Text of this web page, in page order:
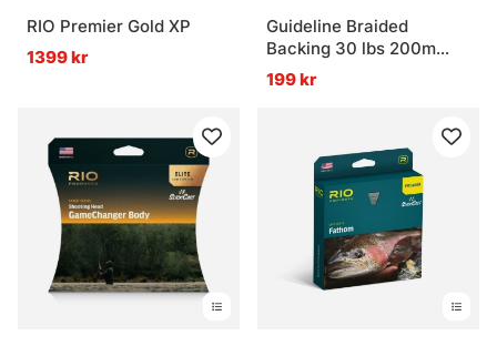
RIO Premier Gold XP
1399 kr
Guideline Braided
Backing 30 lbs 200m
Lime Green
199 kr